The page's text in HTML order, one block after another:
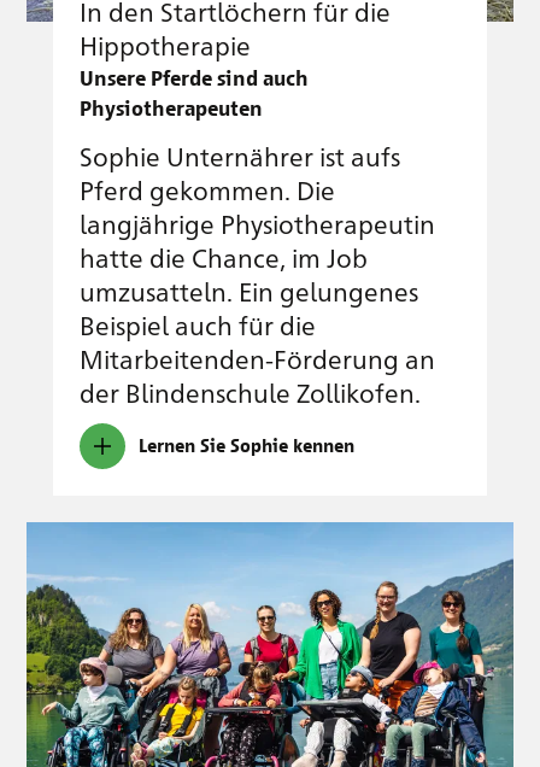
In den Startlöchern für die
Hippotherapie
Unsere Pferde sind auch
Physiotherapeuten
Sophie Unternährer ist aufs
Pferd gekommen. Die
langjährige Physiotherapeutin
hatte die Chance, im Job
umzusatteln. Ein gelungenes
Beispiel auch für die
Mitarbeitenden-Förderung an
der Blindenschule Zollikofen.
Lernen Sie Sophie kennen